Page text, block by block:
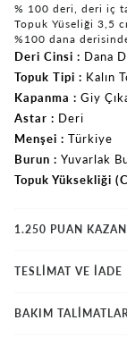
% 100 deri, deri iç
Topuk Yüseliği 3,5
%100 dana
Deri Cinsi
Dana
Topuk Tipi
Kalın
Kapanma
Giy
Astar
Deri
Menşei
Türkiye
Burun
Yuvarlak
Topuk Yüksekliği
1.250 PUAN KAZAN
TESLİMAT VE İADE
BAKIM